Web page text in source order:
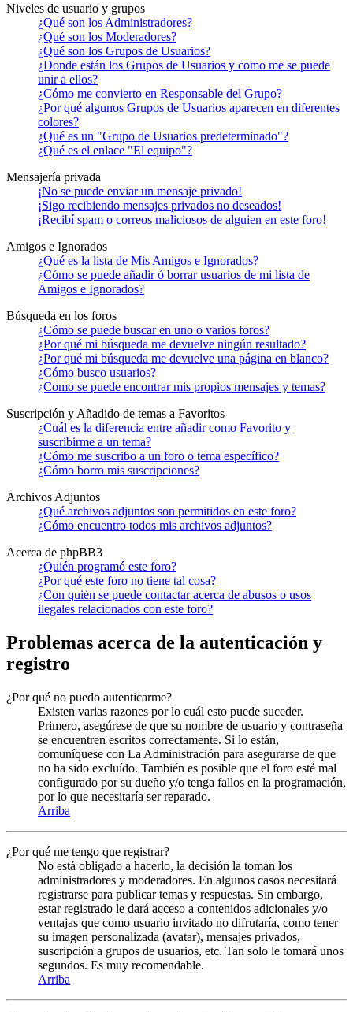
Niveles de usuario y grupos
¿Qué son los Administradores?
¿Qué son los Moderadores?
¿Qué son los Grupos de Usuarios?
¿Donde están los Grupos de Usuarios y como me se puede
unir a ellos?
¿Cómo me convierto en Responsable del Grupo?
¿Por qué algunos Grupos de Usuarios aparecen en diferentes
colores?
¿Qué es un "Grupo de Usuarios predeterminado"?
¿Qué es el enlace "El equipo"?
Mensajería privada
¡No se puede enviar un mensaje privado!
¡Sigo recibiendo mensajes privados no deseados!
¡Recibí spam o correos maliciosos de alguien en este foro!
Amigos e Ignorados
¿Qué es la lista de Mis Amigos e Ignorados?
¿Cómo se puede añadir ó borrar usuarios de mi lista de
Amigos e Ignorados?
Búsqueda en los foros
¿Cómo se puede buscar en uno o varios foros?
¿Por qué mi búsqueda me devuelve ningún resultado?
¿Por qué mi búsqueda me devuelve una página en blanco?
¿Cómo busco usuarios?
¿Como se puede encontrar mis propios mensajes y temas?
Suscripción y Añadido de temas a Favoritos
¿Cuál es la diferencia entre añadir como Favorito y
suscribirme a un tema?
¿Cómo me suscribo a un foro o tema específico?
¿Cómo borro mis suscripciones?
Archivos Adjuntos
¿Qué archivos adjuntos son permitidos en este foro?
¿Cómo encuentro todos mis archivos adjuntos?
Acerca de phpBB3
¿Quién programó este foro?
¿Por qué este foro no tiene tal cosa?
¿Con quién se puede contactar acerca de abusos o usos
ilegales relacionados con este foro?
Problemas acerca de la autenticación y
registro
¿Por qué no puedo autenticarme?
Existen varias razones por lo cuál esto puede suceder.
Primero, asegúrese de que su nombre de usuario y contraseña
se encuentren escritos correctamente. Si lo están,
comuníquese con La Administración para asegurarse de que
no ha sido excluído. También es posible que el foro esté mal
configurado por su dueño y/o tenga fallos en la programación,
por lo que necesitaría ser reparado.
Arriba
¿Por qué me tengo que registrar?
No está obligado a hacerlo, la decisión la toman los
administradores y moderadores. En algunos casos necesitará
registrarse para publicar temas y respuestas. Sin embargo,
estar registrado le dará acceso a contenidos adicionales y/o
ventajas que como usuario invitado no difrutaría, como tener
su imagen personalizada (avatar), mensajes privados,
suscripción a grupos de usuarios, etc. Tan solo le tomará unos
segundos. Es muy recomendable.
Arriba